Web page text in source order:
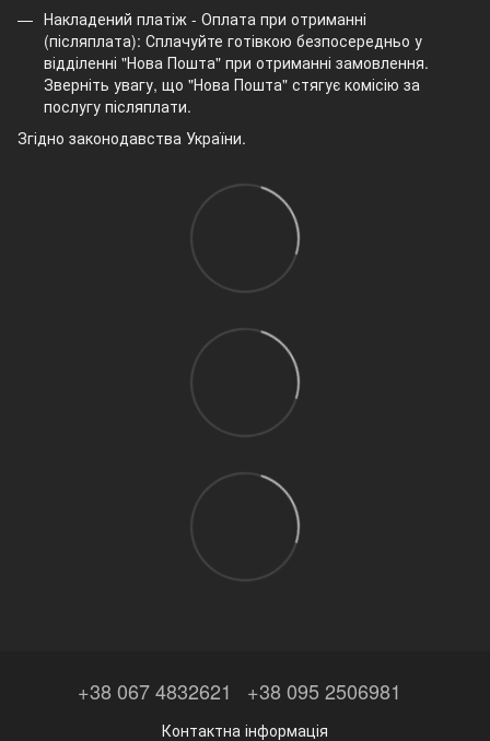
Накладений платіж - Оплата при отриманні
(післяплата): Сплачуйте готівкою безпосередньо у
відділенні "Нова Пошта" при отриманні замовлення.
Зверніть увагу, що "Нова Пошта" стягує комісію за
послугу післяплати.
Згідно законодавства України.
+38 067 4832621 +38 095 2506981
Контактна інформація